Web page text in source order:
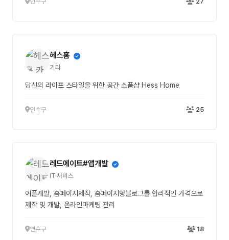
헤스홈
기타
당신의 라이프 스타일을 위한 공간 소품샵 Hess Home
연수구 25
레드에이트#앱개발
IT·서비스
어플개발, 홈페이지제작, 홈페이지형블로그를 합리적인 가격으로
제작 및 개발, 온라인마케팅 관리
연수구 18